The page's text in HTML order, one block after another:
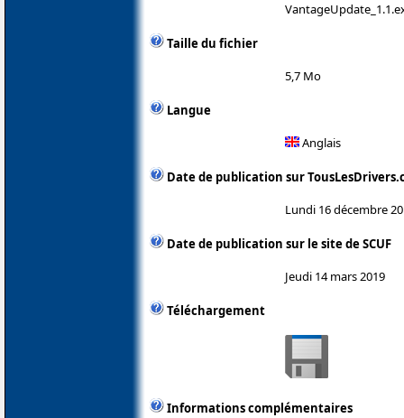
Taille du fichier
5,7 Mo
Langue
Anglais
Date de publication sur
Lundi 16 décembre
Date de publication sur le site de SCUF
Jeudi 14 mars 2019
Téléchargement
Informations complémentaires